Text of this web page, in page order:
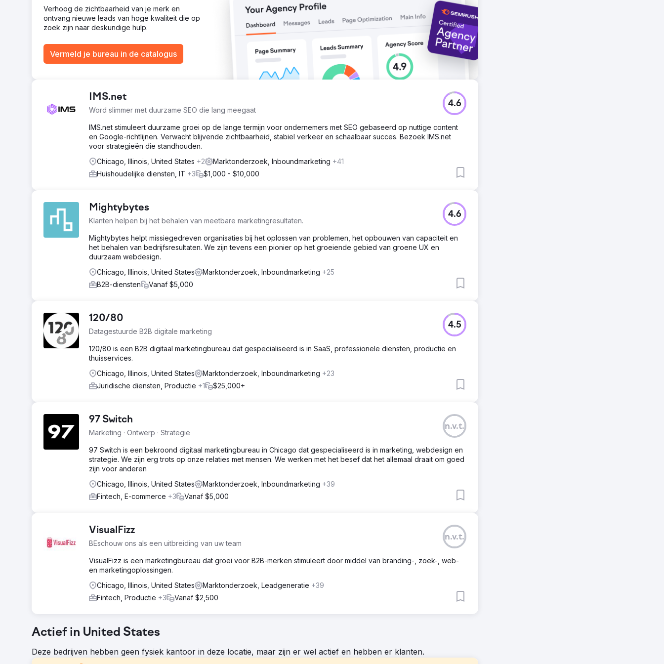
Verhoog de zichtbaarheid van je merk en
ontvang nieuwe leads van hoge kwaliteit die op
zoek zijn naar deskundige hulp.
Vermeld je bureau in de catalogus
IMS.net
Word slimmer met duurzame SEO die lang meegaat
4.6
IMS.net stimuleert duurzame groei op de lange termijn voor ondernemers met SEO gebaseerd op nuttige content
en Google-richtlijnen. Verwacht blijvende zichtbaarheid, stabiel verkeer en schaalbaar succes. Bezoek IMS.net
voor strategieën die standhouden.
Chicago, Illinois, United States +2 Marktonderzoek, Inboundmarketing +41
Huishoudelijke diensten, IT +3 $1,000 - $10,000
Mightybytes
Klanten helpen bij het behalen van meetbare marketingresultaten.
4.6
Mightybytes helpt missiegedreven organisaties bij het oplossen van problemen, het opbouwen van capaciteit en
het behalen van bedrijfsresultaten. We zijn tevens een pionier op het groeiende gebied van groene UX en
duurzaam webdesign.
Chicago, Illinois, United States
Marktonderzoek, Inboundmarketing +25
B2B-diensten
Vanaf $5,000
120/80
Datagestuurde B2B digitale marketing
4.5
120/80 is een B2B digitaal marketingbureau dat gespecialiseerd is in SaaS, professionele diensten, productie en
thuisservices.
Chicago, Illinois, United States
Marktonderzoek, Inboundmarketing +23
Juridische diensten, Productie +1 $25,000+
97 Switch
Marketing · Ontwerp · Strategie
n.v.t.
97 Switch is een bekroond digitaal marketingbureau in Chicago dat gespecialiseerd is in marketing, webdesign en
strategie. We zijn erg trots op onze relaties met mensen. We werken met het besef dat het allemaal draait om goed
zijn voor anderen
Chicago, Illinois, United States
Marktonderzoek, Inboundmarketing +39
Fintech, E-commerce +3 Vanaf $5,000
VisualFizz
BEschouw ons als een uitbreiding van uw team
n.v.t.
VisualFizz is een marketingbureau dat groei voor B2B-merken stimuleert door middel van branding-, zoek-, web-
en marketingoplossingen.
Chicago, Illinois, United States
Marktonderzoek, Leadgeneratie +39
Fintech, Productie +3 Vanaf $2,500
Actief in United States
Deze bedrijven hebben geen fysiek kantoor in deze locatie, maar zijn er wel actief en hebben er klanten.